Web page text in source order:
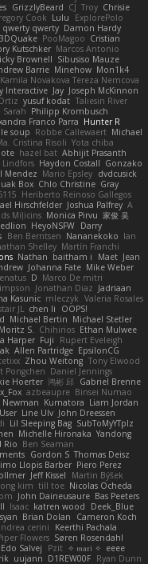
GrizzlyBeard CJ Troy Chrisie
Cook Lulu
ExplorePolo
qwerty qwerty Damon Hardy
3DQuake PooMagoo Cristian
Kutschker Marcos Antonio
Brownell Sibusiso Mauze
Barrie Minehow Mon1k4
Kamila Novakova Tereza Nemcova
Interactive Jay Joseph McKinnon
yusuf kodat Taliesin River
Sarah Philipp Krombusch
Franco Parra Hunter R
soup Robbe Callewaert Michael
Cristina Risoli Yota chiba
hazel bat Abhijit Prasanth
Lindfors Haydon Costall Gonzako
Mendez Mario Epsley dvdcusick
Box Chlo Christine Gray
Heriberto Reinoso Gallegos
Hirschfelder Joshua Palfrey A
Miļicins Monica Pirvu 家俊 吴
HeyoNSFW Darry
Ben Berntsen Nananekoko Ian
Shelley Martín Franchi
Nathan baitham i Maet Jean
Johanna Fate Mike Weber
D Marco De mitri
Jonathan Diaz Jadriaan
Kasunic mleczyk Valeria Rosales
JL chen li
OOPS!
Michael Bertin Michael Stetler
Moritz S. Chihirios Ethan Mulwee
Harper Fuji
Rupert Eveleigh
Allen Partridge EpsilonCG
Zhou Weitong Tony Elwood
Pongchen Daniel Jennings
Hoerter 鸿彬 邱 Gabriel Brenne
azbeaupre Binsei Numao
Kumatora Liam Jordan
Line Ulv John Dreessen
Lil Sleeping Bag SubToMyYTplz
Michelle Hironaka Yandong
Rio Ben Seaman
Gordon S Thomas Deisz
Llopis Barber Piero Perez
Jeff Kissel
Martin Býšek
kim till toe Nicolas Ocheda
John Daineusaure Bas Peeters
Isaac katren wood
Deek_Blue
Brian Dolan
Cameron Koch
cerini
Keerthi Pachala
Flowers Søren Rosendahl
Edo Salvej Pzit ✧ 𝔪𝔞𝔯𝔦 ✧ eeee
uujann D1REW00F Ryan Dunn